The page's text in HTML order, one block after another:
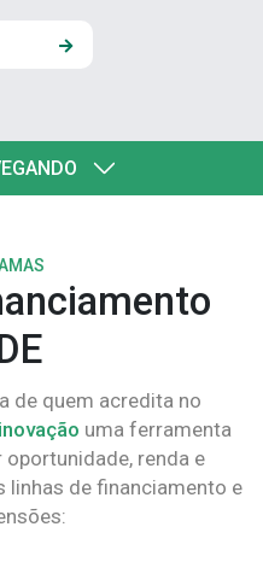
de quem acredita no
inovação uma ferramenta
renda e
linhas de financiamento e